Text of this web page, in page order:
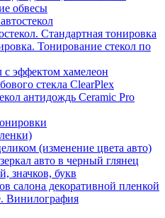
обвесы
Стандартная тонировка
Тонирование стекол по
с эффектом хамелеон
стекла ClearPlex
антидождь Ceramic Pro
(изменение цвета авто)
авто в черный глянец
значков, букв
салона декоративной пленкой
Винилография